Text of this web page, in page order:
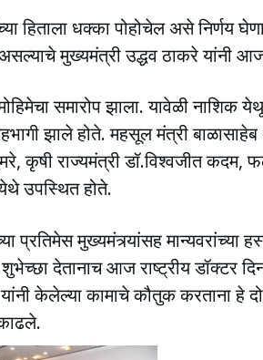
हिताला धक्का पोहोचेल असे निर्णय
मुख्यमंत्री उद्धव ठाकरे यांनी
समारोप झाला. यावेळी नाशिक
झाले होते. महसूल मंत्री बाळासाहेब
कृषी राज्यमंत्री डॉ.विश्वजीत कदम,
उपस्थित होते.
प्रतिमेस मुख्यमंत्र्यांसह मान्यवरांच्या
देतानाच आज राष्ट्रीय डॉक्टर
केलेल्या कामाचे कौतुक करताना हे